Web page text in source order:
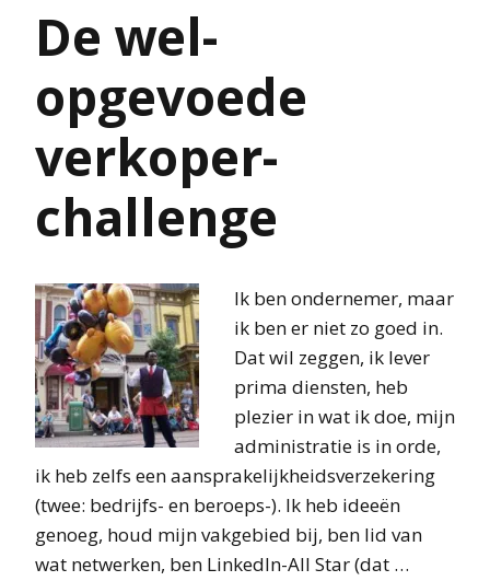
De wel-
opgevoede
verkoper-
challenge
Ik ben ondernemer, maar
ik ben er niet zo goed in.
Dat wil zeggen, ik lever
prima diensten, heb
plezier in wat ik doe, mijn
administratie is in orde,
ik heb zelfs een aansprakelijkheidsverzekering
(twee: bedrijfs- en beroeps-). Ik heb ideeën
genoeg, houd mijn vakgebied bij, ben lid van
wat netwerken, ben LinkedIn-All Star (dat …